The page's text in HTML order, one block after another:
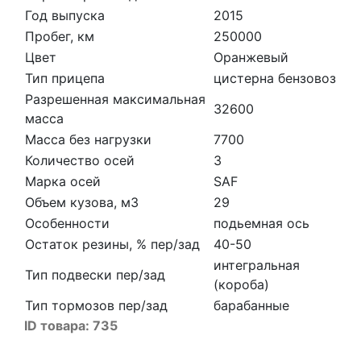
Год выпуска
2015
Пробег, км
250000
Цвет
Оранжевый
Тип прицепа
цистерна бензовоз
Разрешенная максимальная
масса
32600
Масса без нагрузки
7700
Количество осей
3
Марка осей
SAF
Объем кузова, м3
29
Особенности
подьемная ось
Остаток резины, % пер/зад
40-50
Тип подвески пер/зад
интегральная
(короба)
Тип тормозов пер/зад
барабанные
ID товара: 735